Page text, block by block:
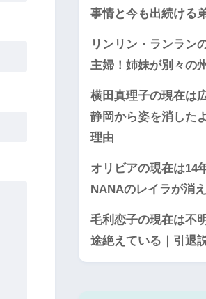
事情と今も出続ける
リンリン・ランラン
主婦！姉妹が別々の
横田真理子の現在は
静岡から姿を消した
理由
オリビアの現在は14
NANAのレイラが消
毛利恋子の現在は不
途絶えている｜引退